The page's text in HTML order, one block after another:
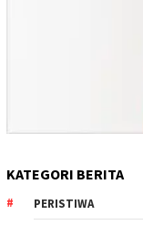
KATEGORI BERITA
PERISTIWA